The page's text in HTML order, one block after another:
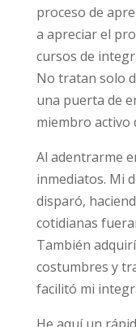
proceso de
a apreciar el
cursos de
No tratan solo
una puerta de
miembro activo
Al adentrarme
inmediatos. Mi
disparó,
cotidianas
También
costumbres y
facilitó mi
He aquí un